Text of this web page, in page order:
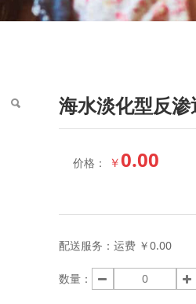
海水淡化型反渗
价格： ￥0.00
配送服务： 运费 ￥0.00
数量：